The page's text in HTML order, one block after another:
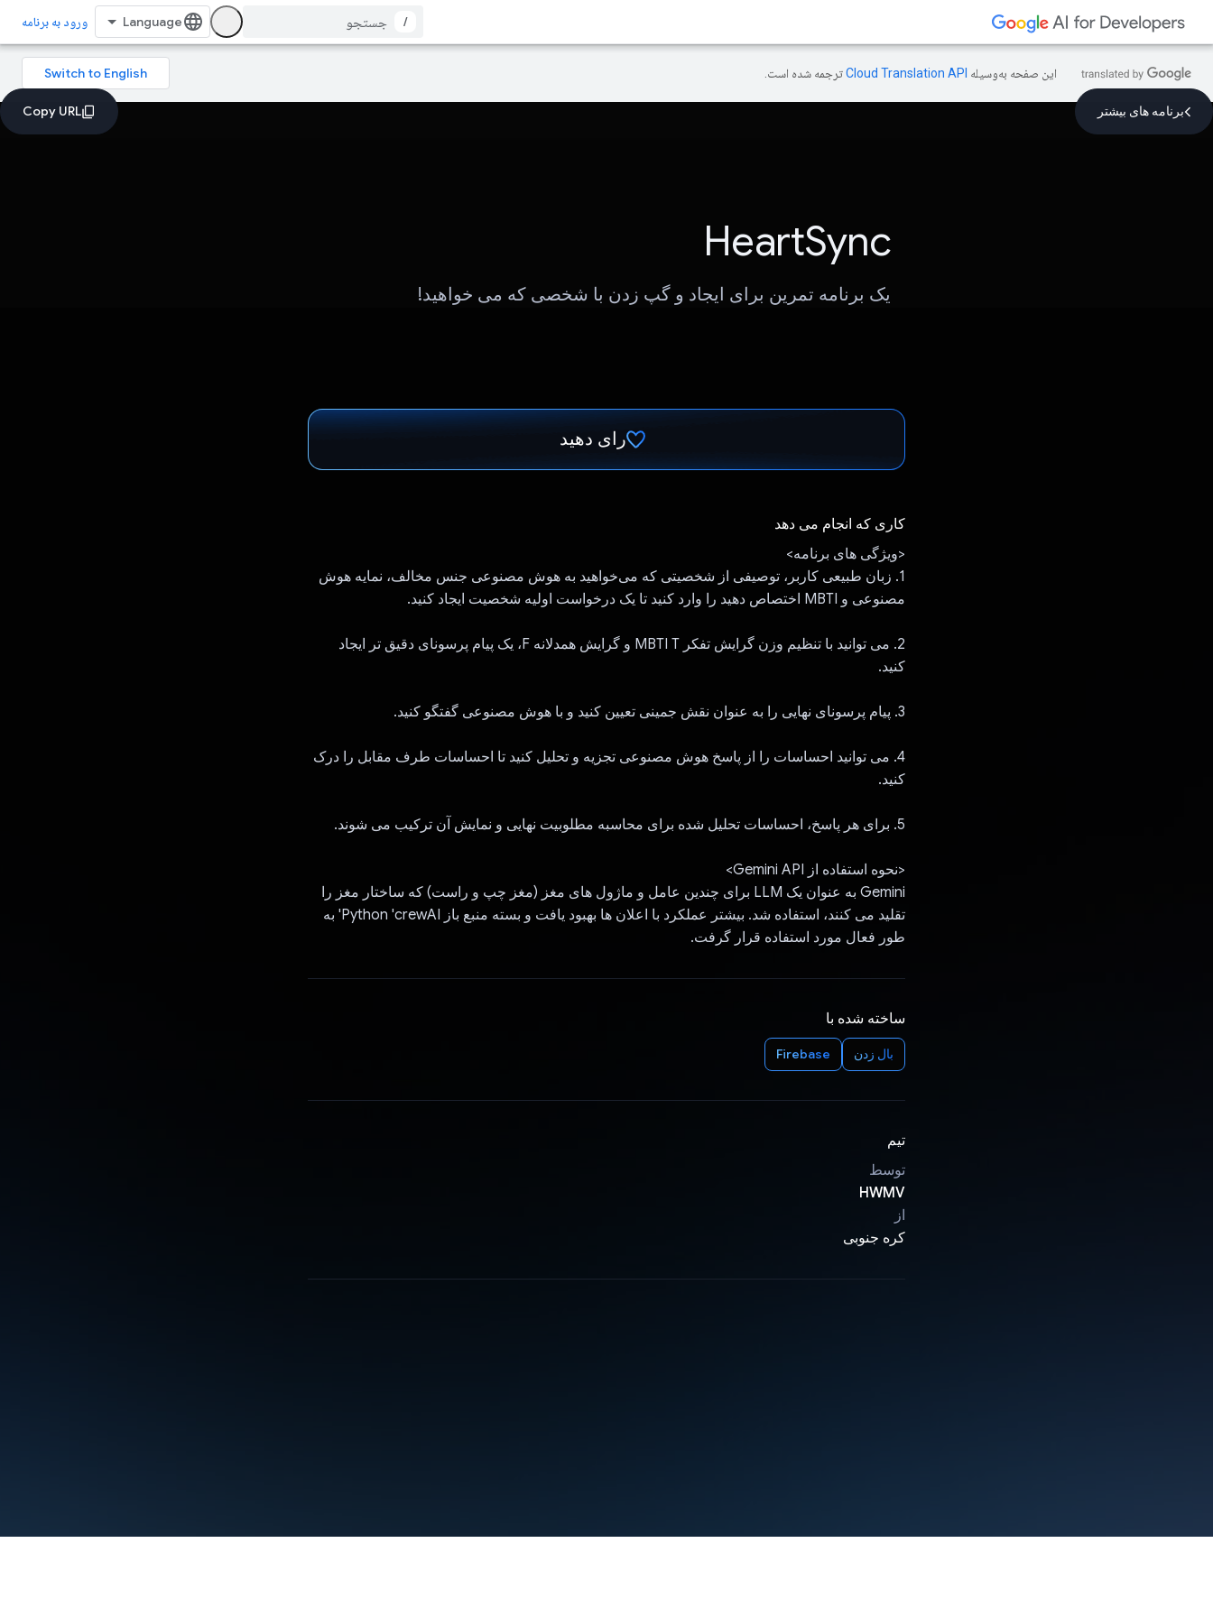
/ ورود به برنامه
این صفحه به‌وسیله ترجمه شده است.
برنامه های بیشتر
HeartSync
یک برنامه تمرین برای ایجاد و گپ زدن با شخصی که می خواهید!
رای دهید
کاری که انجام می دهد
<ویژگی های برنامه>
1. زبان طبیعی کاربر، توصیفی از شخصیتی که می‌خواهید به هوش مصنوعی جنس مخالف، نمایه هوش
مصنوعی و MBTI اختصاص دهید را وارد کنید تا یک درخواست اولیه شخصیت ایجاد کنید.
2. می توانید با تنظیم وزن گرایش تفکر MBTI T و گرایش همدلانه F، یک پیام پرسونای دقیق تر ایجاد
کنید.
3. پیام پرسونای نهایی را به عنوان نقش جمینی تعیین کنید و با هوش مصنوعی گفتگو کنید.
4. می توانید احساسات را از پاسخ هوش مصنوعی تجزیه و تحلیل کنید تا احساسات طرف مقابل را درک
کنید.
5. برای هر پاسخ، احساسات تحلیل شده برای محاسبه مطلوبیت نهایی و نمایش آن ترکیب می شوند.
<نحوه استفاده از Gemini API>
Gemini به عنوان یک LLM برای چندین عامل و ماژول های مغز (مغز چپ و راست) که ساختار مغز را
تقلید می کنند، استفاده شد. بیشتر عملکرد با اعلان ها بهبود یافت و بسته منبع باز Python 'crewAI' به
طور فعال مورد استفاده قرار گرفت.
ساخته شده با
بال زدن Firebase
تیم
توسط
HWMV
از
کره جنوبی